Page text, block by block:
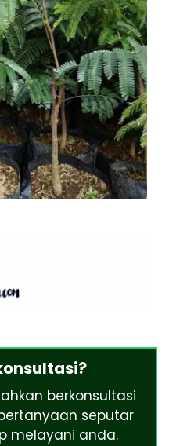
berkonsultasi
seputar
melayani anda.